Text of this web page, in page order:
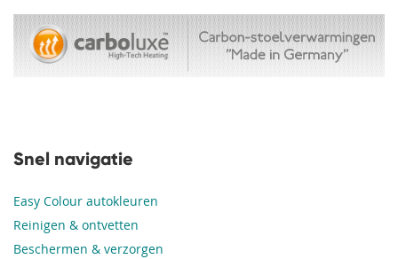
Snel navigatie
Easy Colour autokleuren
Reinigen & ontvetten
Beschermen & verzorgen